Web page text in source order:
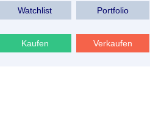
Watchlist Portfolio
Kaufen Verkaufen